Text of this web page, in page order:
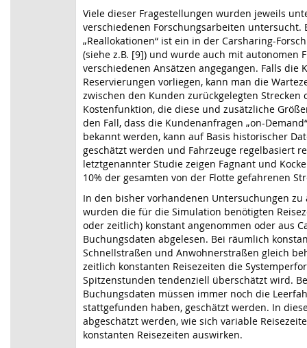
Viele dieser Fragestellungen wurden jeweils
verschiedenen Forschungsarbeiten untersucht.
„Reallokationen“ ist ein in der Carsharing-
(siehe z.B. [9]) und wurde auch mit autonomen
verschiedenen Ansätzen angegangen. Falls die
Reservierungen vorliegen, kann man die
zwischen den Kunden zurückgelegten Strecken
Kostenfunktion, die diese und zusätzliche
den Fall, dass die Kundenanfragen „on-
bekannt werden, kann auf Basis historischer
geschätzt werden und Fahrzeuge regelbasiert
letztgenannter Studie zeigen Fagnant und
10% der gesamten von der Flotte gefahrenen
In den bisher vorhandenen Untersuchungen zu
wurden die für die Simulation benötigten
oder zeitlich) konstant angenommen oder aus
Buchungsdaten abgelesen. Bei räumlich
Schnellstraßen und Anwohnerstraßen gleich
zeitlich konstanten Reisezeiten die
Spitzenstunden tendenziell überschätzt wird.
Buchungsdaten müssen immer noch die
stattgefunden haben, geschätzt werden. In
abgeschätzt werden, wie sich variable
konstanten Reisezeiten auswirken.